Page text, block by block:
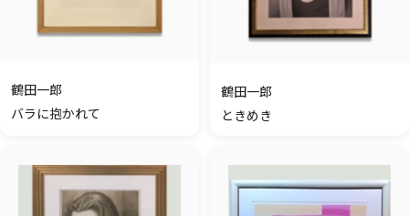
鶴田一郎
バラに抱かれて
鶴田一郎
ときめき